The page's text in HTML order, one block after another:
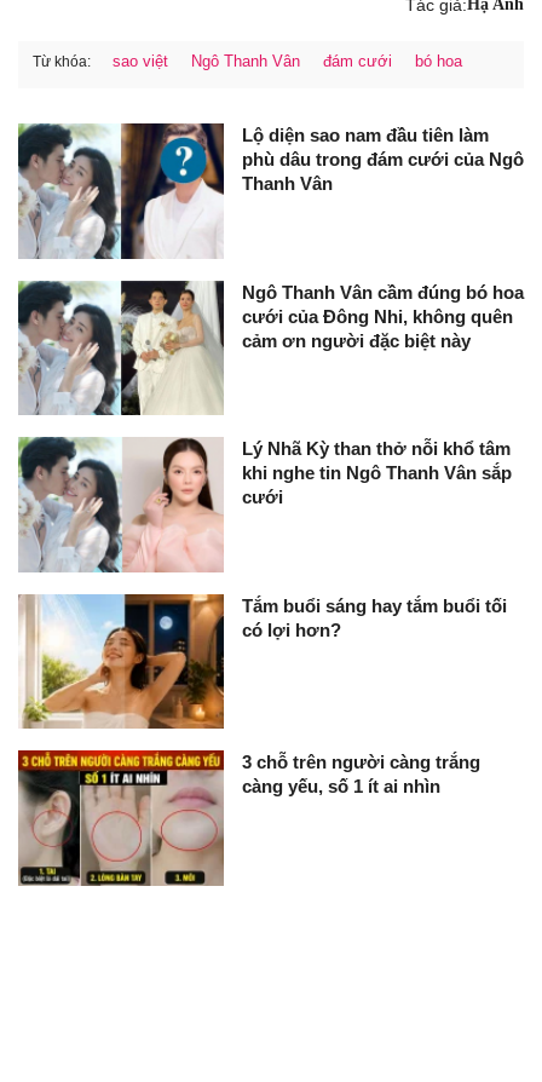
Tác giả:Hạ Anh
Từ khóa: sao việt Ngô Thanh Vân đám cưới bó hoa
Lộ diện sao nam đầu tiên làm
phù dâu trong đám cưới của Ngô
Thanh Vân
Ngô Thanh Vân cầm đúng bó hoa
cưới của Đông Nhi, không quên
cảm ơn người đặc biệt này
Lý Nhã Kỳ than thở nỗi khổ tâm
khi nghe tin Ngô Thanh Vân sắp
cưới
Tắm buổi sáng hay tắm buổi tối
có lợi hơn?
3 chỗ trên người càng trắng
càng yếu, số 1 ít ai nhìn